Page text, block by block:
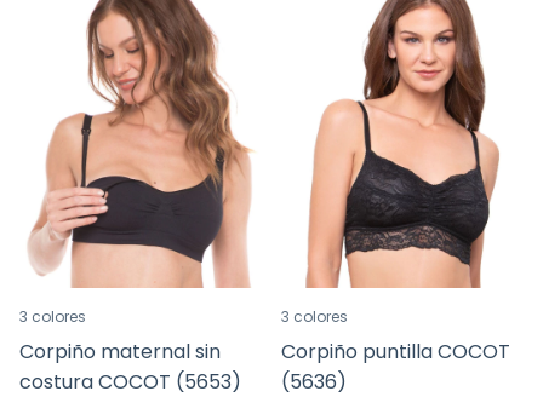
Corpiño maternal sin
costura COCOT (5653)
3 colores
Corpiño puntilla COCOT
(5636)
3 colores